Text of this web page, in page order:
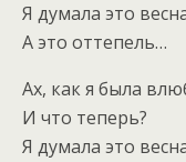
Я думала это
А это оттепель…
Ах, как я была
И что теперь?
Я думала это